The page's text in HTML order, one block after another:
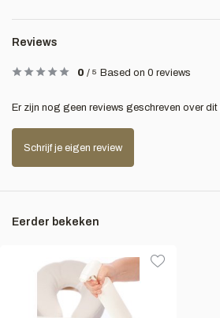
Reviews
0 / 5 Based on 0 reviews
Er zijn nog geen reviews geschreven over dit
Schrijf je eigen review
Eerder bekeken